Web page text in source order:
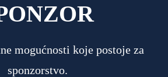
mogućnosti koje postoje za
sponzorstvo.